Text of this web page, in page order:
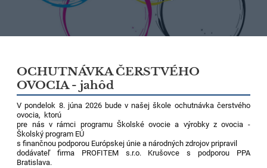
OCHUTNÁVKA ČERSTVÉHO
OVOCIA - jahôd
V pondelok 8. júna 2026 bude v našej škole ochutnávka čerstvého
ovocia, ktorú
pre nás v rámci programu Školské ovocie a výrobky z ovocia -
Školský program EÚ
s finančnou podporou Európskej únie a národných zdrojov pripravil
dodávateľ firma PROFITEM s.r.o. Krušovce s podporou PPA
Bratislava.